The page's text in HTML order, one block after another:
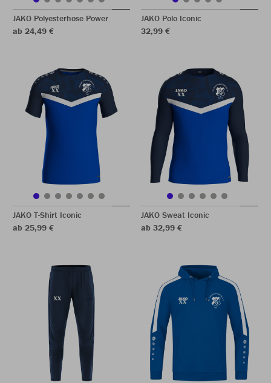
JAKO Polyesterhose Power
ab 24,49 €
JAKO Polo Iconic
32,99 €
JAKO T-Shirt Iconic
ab 25,99 €
JAKO Sweat Iconic
ab 32,99 €